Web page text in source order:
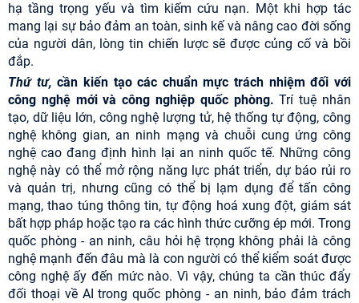
hạ tầng trọng yếu và tìm kiếm cứu nạn. Một khi hợp tác
mang lại sự bảo đảm an toàn, sinh kế và nâng cao đời sống
của người dân, lòng tin chiến lược sẽ được củng cố và bồi
đắp.
Thứ tư,cần kiến tạo các chuẩn mực trách nhiệm đối với
công nghệ mới và công nghiệp quốc phòng. Trí tuệ nhân
tạo, dữ liệu lớn, công nghệ lượng tử, hệ thống tự động, công
nghệ không gian, an ninh mạng và chuỗi cung ứng công
nghệ cao đang định hình lại an ninh quốc tế. Những công
nghệ này có thể mở rộng năng lực phát triển, dự báo rủi ro
và quản trị, nhưng cũng có thể bị lạm dụng để tấn công
mạng, thao túng thông tin, tự động hoá xung đột, giám sát
bất hợp pháp hoặc tạo ra các hình thức cưỡng ép mới. Trong
quốc phòng - an ninh, câu hỏi hệ trọng không phải là công
nghệ mạnh đến đâu mà là con người có thể kiểm soát được
công nghệ ấy đến mức nào. Vì vậy, chúng ta cần thúc đẩy
đối thoại về AI trong quốc phòng - an ninh, bảo đảm trách